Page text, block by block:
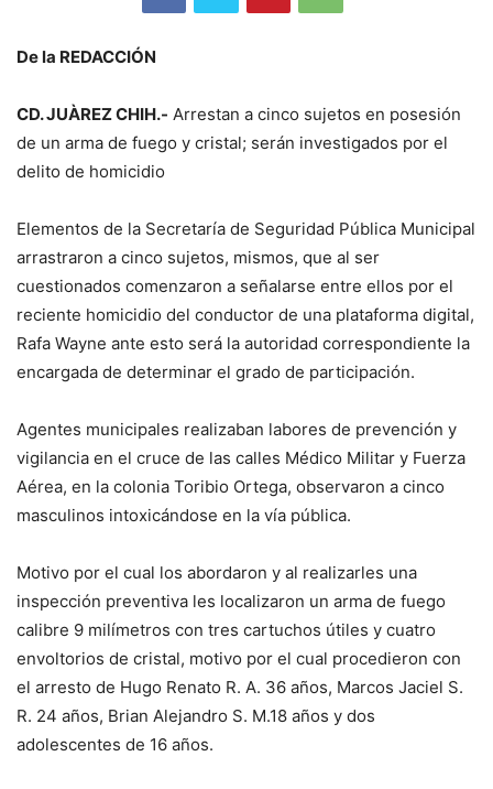
De la REDACCIÓN
CD. JUÀREZ CHIH.- Arrestan a cinco sujetos en posesión
de un arma de fuego y cristal; serán investigados por el
delito de homicidio
Elementos de la Secretaría de Seguridad Pública Municipal
arrastraron a cinco sujetos, mismos, que al ser
cuestionados comenzaron a señalarse entre ellos por el
reciente homicidio del conductor de una plataforma digital,
Rafa Wayne ante esto será la autoridad correspondiente la
encargada de determinar el grado de participación.
Agentes municipales realizaban labores de prevención y
vigilancia en el cruce de las calles Médico Militar y Fuerza
Aérea, en la colonia Toribio Ortega, observaron a cinco
masculinos intoxicándose en la vía pública.
Motivo por el cual los abordaron y al realizarles una
inspección preventiva les localizaron un arma de fuego
calibre 9 milímetros con tres cartuchos útiles y cuatro
envoltorios de cristal, motivo por el cual procedieron con
el arresto de Hugo Renato R. A. 36 años, Marcos Jaciel S.
R. 24 años, Brian Alejandro S. M.18 años y dos
adolescentes de 16 años.